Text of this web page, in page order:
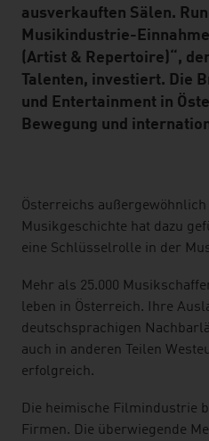
ausverkauften Sälen.
Musikindustrie-
(Artist & Repertoire)“,
Talenten, investiert. Die
und Entertainment in
Bewegung und
listen
Österreichs
Musikgeschichte hat dazu
eine Schlüsselrolle in der
Mehr als 25.000
leben in Österreich. Ihre
deutschsprachigen
auch in anderen Teilen
erfolgreich.
Die heimische Filmindustrie
Firmen. Die überwiegende